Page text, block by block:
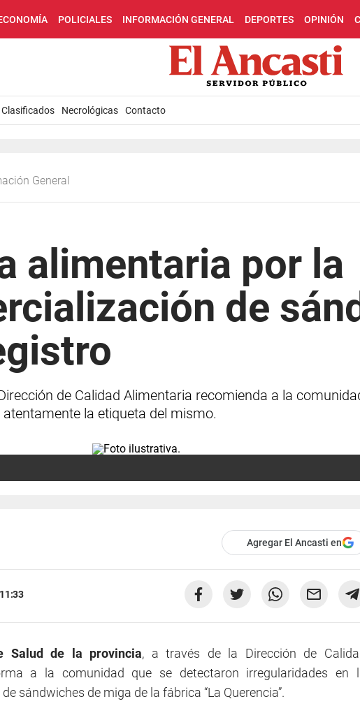
POLICIALES INFORMACIÓN GENERAL DEPORTES OPINIÓN
Clasificados Necrológicas Contacto
General
alimentaria por la
de
de Calidad Alimentaria recomienda a la
atentamente la etiqueta del mismo.
Agregar El Ancasti en
Salud de la provincia, a través de la Dirección de
a la comunidad que se detectaron irregularidades en
sándwiches de miga de la fábrica “La Querencia”.